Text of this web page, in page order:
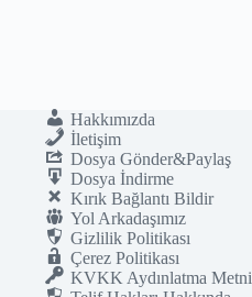
Hakkımızda
İletişim
Dosya Gönder&Paylaş
Dosya İndirme
Kırık Bağlantı Bildir
Yol Arkadaşımız
Gizlilik Politikası
Çerez Politikası
KVKK Aydınlatma Metni